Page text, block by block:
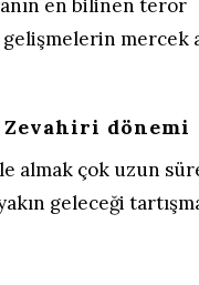
en bilinen terör
mercek
Zevahiri dönemi
almak çok uzun
geleceği